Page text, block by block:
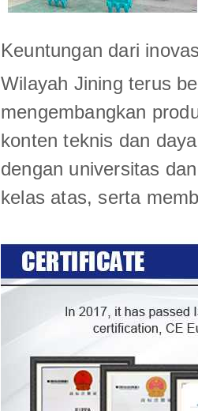
Keuntungan dari
Wilayah Jining terus
mengembangkan
konten teknis dan
dengan universitas
kelas atas, serta